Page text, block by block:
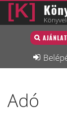
Könyvelő lista
Könyvelési
Interjú
Adó